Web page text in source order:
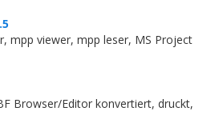
mpp viewer, mpp leser, MS Project
Browser/Editor konvertiert, druckt,